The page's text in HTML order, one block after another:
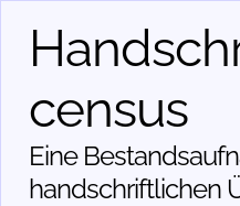
census
Eine
handschriftlichen